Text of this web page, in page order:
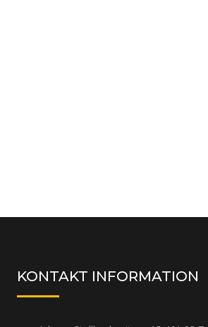
KONTAKT INFORMATION